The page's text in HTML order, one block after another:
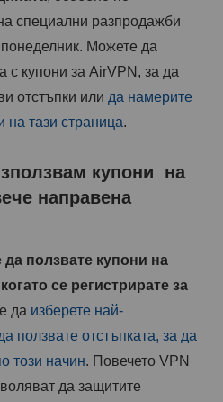
специални разпродажби
Можете да
с купони за AirVPN, за да
отстъпки или да намерите
на тази страница.
купони на
направена
да ползвате купони на
се регистрирате за
да изберете най-
ползвате отстъпката, за да
този начин. Повечето VPN
да защитите